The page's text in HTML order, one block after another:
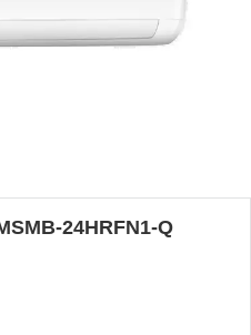
24HRFN1-Q